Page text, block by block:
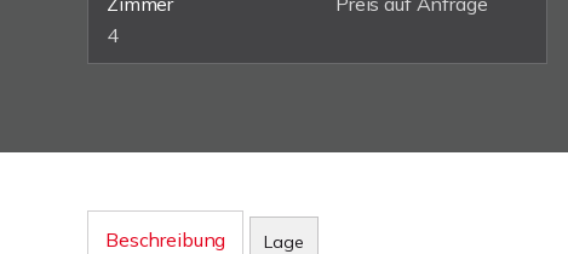
4
Beschreibung Lage